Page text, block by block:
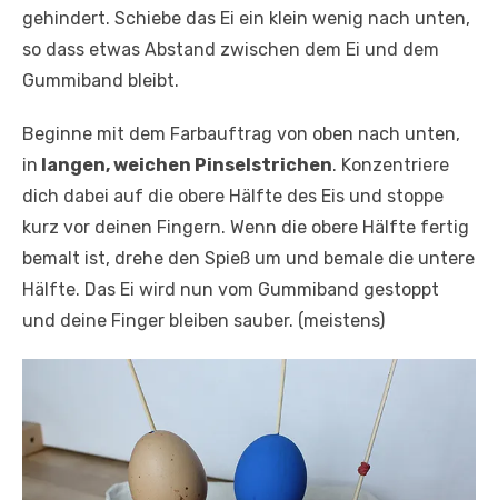
gehindert. Schiebe das Ei ein klein wenig nach unten,
so dass etwas Abstand zwischen dem Ei und dem
Gummiband bleibt.
Beginne mit dem Farbauftrag von oben nach unten,
in langen, weichen Pinselstrichen. Konzentriere
dich dabei auf die obere Hälfte des Eis und stoppe
kurz vor deinen Fingern. Wenn die obere Hälfte fertig
bemalt ist, drehe den Spieß um und bemale die untere
Hälfte. Das Ei wird nun vom Gummiband gestoppt
und deine Finger bleiben sauber. (meistens)